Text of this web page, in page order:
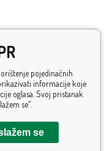
pojedinačnih
informacije koje
oglasa. Svoj pristanak
se".
se